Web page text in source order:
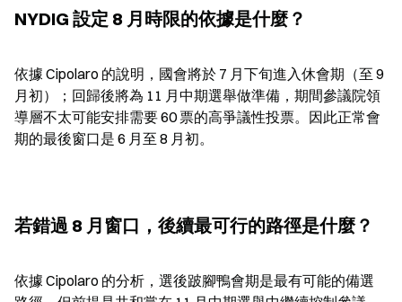
NYDIG 設定 8 月時限的依據是什麼？
依據 Cipolaro 的說明，國會將於 7 月下旬進入休會期（至 9
月初）；回歸後將為 11 月中期選舉做準備，期間參議院領
導層不太可能安排需要 60 票的高爭議性投票。因此正常會
期的最後窗口是 6 月至 8 月初。
若錯過 8 月窗口，後續最可行的路徑是什麼？
依據 Cipolaro 的分析，選後跛腳鴨會期是最有可能的備選